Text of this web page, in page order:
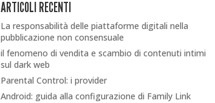
ARTICOLI RECENTI
La responsabilità delle piattaforme digitali nella
pubblicazione non consensuale
il fenomeno di vendita e scambio di contenuti intimi
sul dark web
Parental Control: i provider
Android: guida alla configurazione di Family Link